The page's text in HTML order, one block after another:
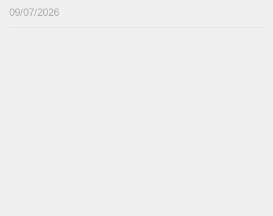
09/07/2026